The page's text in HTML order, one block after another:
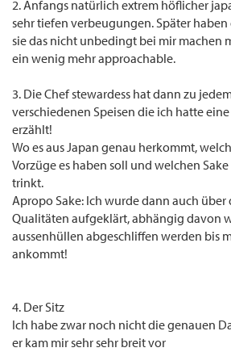
2. Anfangs natürlich extrem höflicher
sehr tiefen verbeugungen. Später haben
sie das nicht unbedingt bei mir machen
ein wenig mehr approachable.
3. Die Chef stewardess hat dann zu
verschiedenen Speisen die ich hatte
erzählt!
Wo es aus Japan genau herkommt,
Vorzüge es haben soll und welchen
trinkt.
Apropo Sake: Ich wurde dann auch
Qualitäten aufgeklärt, abhängig davon
aussenhüllen abgeschliffen werden bis
ankommt!
4. Der Sitz
Ich habe zwar noch nicht die genauen
er kam mir sehr sehr breit vor